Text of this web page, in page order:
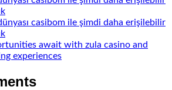
casibom ile şimdi daha erişilebilir
await with zula casino and
experiences